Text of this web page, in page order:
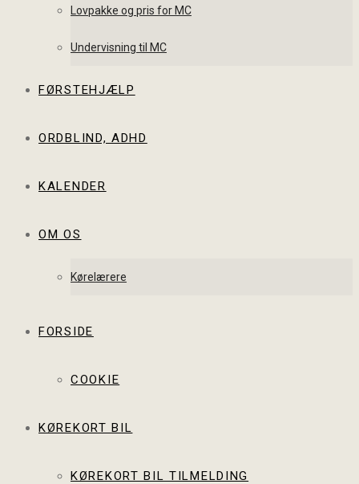
Lovpakke og pris for MC
Undervisning til MC
FØRSTEHJÆLP
ORDBLIND, ADHD
KALENDER
OM OS
Kørelærere
FORSIDE
COOKIE
KØREKORT BIL
KØREKORT BIL TILMELDING